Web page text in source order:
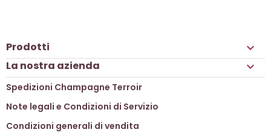
Prodotti 
La nostra azienda 
Spedizioni Champagne Terroir
Note legali e Condizioni di Servizio
Condizioni generali di vendita